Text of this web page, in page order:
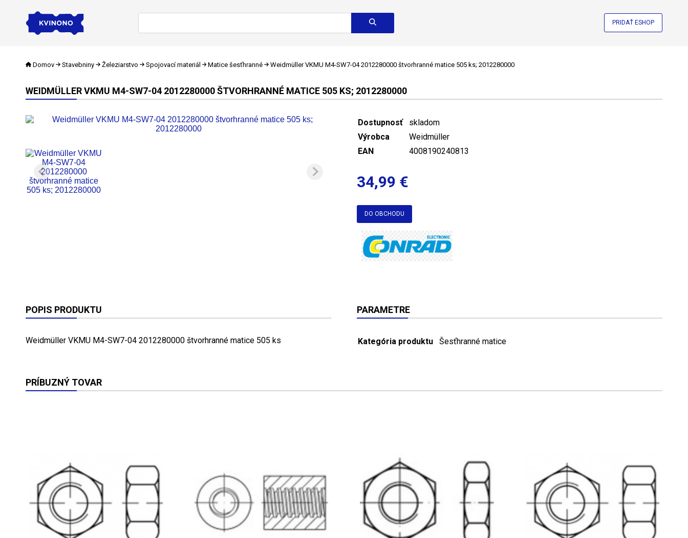
PRIDAŤ ESHOP
Domov Stavebniny Železiarstvo Spojovací materiál Matice šesťhranné Weidmüller VKMU M4-SW7-04 2012280000 štvorhranné matice 505 ks; 2012280000
WEIDMÜLLER VKMU M4-SW7-04 2012280000 ŠTVORHRANNÉ MATICE 505 KS; 2012280000
Dostupnosť
skladom
Výrobca
Weidmüller
EAN
4008190240813
34,99 €
DO OBCHODU
POPIS PRODUKTU
Weidmüller VKMU M4-SW7-04 2012280000 štvorhranné matice 505 ks
PARAMETRE
Kategória produktu Šesťhranné matice
PRÍBUZNÝ TOVAR